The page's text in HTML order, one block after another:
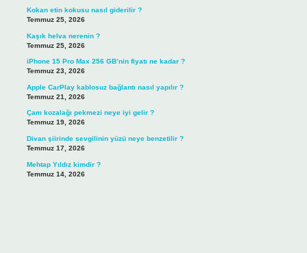
Kokan etin kokusu nasıl giderilir ?
Temmuz 25, 2026
Kaşık helva nerenin ?
Temmuz 25, 2026
iPhone 15 Pro Max 256 GB’nin fiyatı ne kadar ?
Temmuz 23, 2026
Apple CarPlay kablosuz bağlantı nasıl yapılır ?
Temmuz 21, 2026
Çam kozalağı pekmezi neye iyi gelir ?
Temmuz 19, 2026
Divan şiirinde sevgilinin yüzü neye benzetilir ?
Temmuz 17, 2026
Mehtap Yıldız kimdir ?
Temmuz 14, 2026